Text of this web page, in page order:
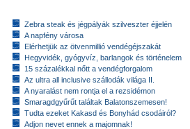
Zebra steak és jégpályák szilveszter éjjelén
A napfény városa
Elérhetjük az ötvenmillió vendégéjszakát
Hegyvidék, gyógyvíz, barlangok és történelem
15 százalékkal nőtt a vendégforgalom
Az ultra all inclusive szállodák világa II.
A nyaralást nem rontja el a rezsidémon
Smaragdgyűrűt találtak Balatonszemesen!
Tudta ezeket Kakasd és Bonyhád csodáiról?
Adjon nevet ennek a majomnak!